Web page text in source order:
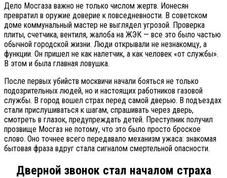
Дело Мосгаза важно не только числом жертв. Ионесян
превратил в оружие доверие к повседневности. В советском
доме коммунальный мастер не выглядел угрозой. Проверка
плиты, счетчика, вентиля, жалоба на ЖЭК — все это было частью
обычной городской жизни. Люди открывали не незнакомцу, а
функции. Он пришел не как налетчик, а как человек «от службы».
В этом и была главная ловушка.
После первых убийств москвичи начали бояться не только
подозрительных людей, но и настоящих работников газовой
службы. В город вошел страх перед самой дверью. В подъездах
стали прислушиваться к шагам, спрашивать через дверь,
смотреть в глазок, предупреждать детей. Преступник получил
прозвище Мосгаз не потому, что это было просто броское
слово. Оно точнее всего передавало механизм ужаса: знакомая
бытовая фраза вдруг стала сигналом смертельной опасности.
Дверной звонок стал началом страха